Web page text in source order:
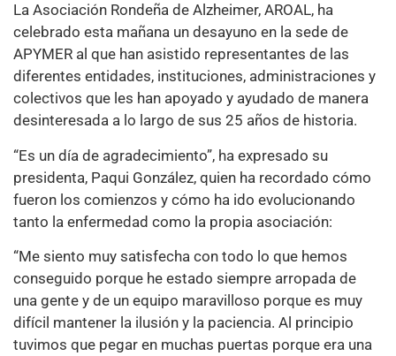
La Asociación Rondeña de Alzheimer, AROAL, ha
celebrado esta mañana un desayuno en la sede de
APYMER al que han asistido representantes de las
diferentes entidades, instituciones, administraciones y
colectivos que les han apoyado y ayudado de manera
desinteresada a lo largo de sus 25 años de historia.
“Es un día de agradecimiento”, ha expresado su
presidenta, Paqui González, quien ha recordado cómo
fueron los comienzos y cómo ha ido evolucionando
tanto la enfermedad como la propia asociación:
“Me siento muy satisfecha con todo lo que hemos
conseguido porque he estado siempre arropada de
una gente y de un equipo maravilloso porque es muy
difícil mantener la ilusión y la paciencia. Al principio
tuvimos que pegar en muchas puertas porque era una